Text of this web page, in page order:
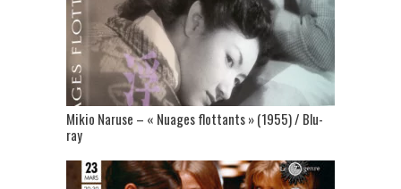
Mikio Naruse – « Nuages flottants » (1955) / Blu-
ray